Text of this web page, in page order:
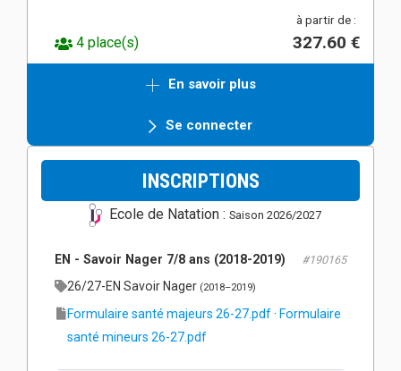
4 place(s)
à partir de :
327.60 €
En savoir plus
Se connecter
INSCRIPTIONS
Ecole de Natation : Saison 2026/2027
EN - Savoir Nager 7/8 ans (2018-2019) #190165
26/27-EN Savoir Nager (2018–2019)
Formulaire santé majeurs 26-27.pdf · Formulaire
santé mineurs 26-27.pdf